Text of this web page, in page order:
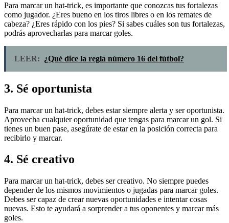
Para marcar un hat-trick, es importante que conozcas tus fortalezas
como jugador. ¿Eres bueno en los tiros libres o en los remates de
cabeza? ¿Eres rápido con los pies? Si sabes cuáles son tus fortalezas,
podrás aprovecharlas para marcar goles.
LEER: ¿Qué dice la regla número 16 del fútbol?
3. Sé oportunista
Para marcar un hat-trick, debes estar siempre alerta y ser oportunista.
Aprovecha cualquier oportunidad que tengas para marcar un gol. Si
tienes un buen pase, asegúrate de estar en la posición correcta para
recibirlo y marcar.
4. Sé creativo
Para marcar un hat-trick, debes ser creativo. No siempre puedes
depender de los mismos movimientos o jugadas para marcar goles.
Debes ser capaz de crear nuevas oportunidades e intentar cosas
nuevas. Esto te ayudará a sorprender a tus oponentes y marcar más
goles.